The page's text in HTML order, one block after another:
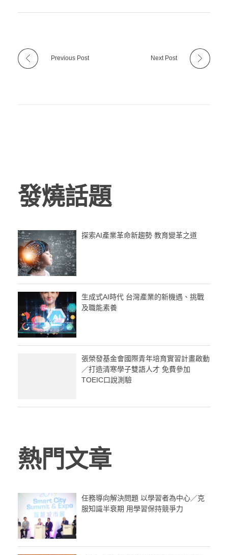
Previous Post Next Post
發燒話題
探索AI產業革命新趨勢 教育變革之道
生成式AI時代 台灣產業的新機遇、挑戰
及職能素養
張榮發基金會國際青年培育實習計畫啟動
／打造清寒學子雙語人才 免費參加
TOEIC口說測驗
熱門文章
任務導向解決問題 以學習者為中心／克
服知識半衰期 用學習保持競爭力